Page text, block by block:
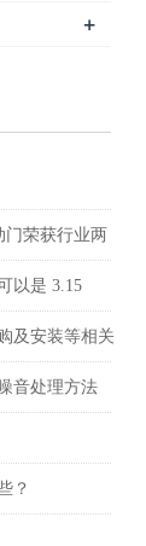
+
荣获行业两
以是 3.15
及安装等相关
音处理方法
？